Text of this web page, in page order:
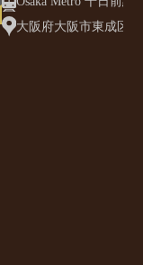
大阪府大阪市東成区